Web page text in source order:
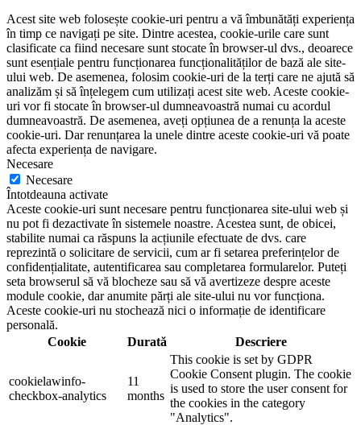
Acest site web folosește cookie-uri pentru a vă îmbunătăți experiența
în timp ce navigați pe site. Dintre acestea, cookie-urile care sunt
clasificate ca fiind necesare sunt stocate în browser-ul dvs., deoarece
sunt esențiale pentru funcționarea funcționalităților de bază ale site-
ului web. De asemenea, folosim cookie-uri de la terți care ne ajută să
analizăm și să înțelegem cum utilizați acest site web. Aceste cookie-
uri vor fi stocate în browser-ul dumneavoastră numai cu acordul
dumneavoastră. De asemenea, aveți opțiunea de a renunța la aceste
cookie-uri. Dar renunțarea la unele dintre aceste cookie-uri vă poate
afecta experiența de navigare.
Necesare
Necesare
Întotdeauna activate
Aceste cookie-uri sunt necesare pentru funcționarea site-ului web și
nu pot fi dezactivate în sistemele noastre. Acestea sunt, de obicei,
stabilite numai ca răspuns la acțiunile efectuate de dvs. care
reprezintă o solicitare de servicii, cum ar fi setarea preferințelor de
confidențialitate, autentificarea sau completarea formularelor. Puteți
seta browserul să vă blocheze sau să vă avertizeze despre aceste
module cookie, dar anumite părți ale site-ului nu vor funcționa.
Aceste cookie-uri nu stochează nici o informație de identificare
personală.
Cookie
Durată Descriere
cookielawinfo-
checkbox-analytics
11
months
This cookie is set by GDPR
Cookie Consent plugin. The cookie
is used to store the user consent for
the cookies in the category
"Analytics".